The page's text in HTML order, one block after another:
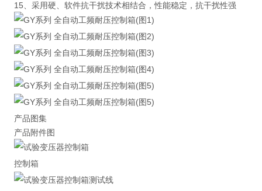
15、采用硬、软件抗干扰技术相结合，性能稳定，抗干扰性强
产品图集
产品附件图
控制箱